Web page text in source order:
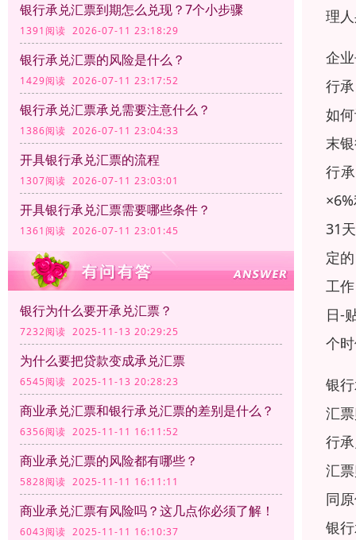
银行承兑汇票到期怎么兑现？7个小步骤
1391阅读 2026-07-11 23:18:29
银行承兑汇票的风险是什么？
1429阅读 2026-07-11 23:17:52
银行承兑汇票承兑需要注意什么？
1386阅读 2026-07-11 23:04:33
开具银行承兑汇票的流程
1307阅读 2026-07-11 23:03:01
开具银行承兑汇票需要哪些条件？
1361阅读 2026-07-11 23:01:45
银行为什么要开承兑汇票？
7232阅读 2025-11-13 20:29:25
为什么要把贷款变成承兑汇票
6545阅读 2025-11-13 20:28:23
商业承兑汇票和银行承兑汇票的差别是什么？
6356阅读 2025-11-11 16:11:52
商业承兑汇票的风险都有哪些？
5828阅读 2025-11-11 16:11:11
商业承兑汇票有风险吗？这几点你必须了解！
6043阅读 2025-11-11 16:10:37
理
企
行
如
末
行
31
定
工
日-
个
银
汇
行
汇
同
银